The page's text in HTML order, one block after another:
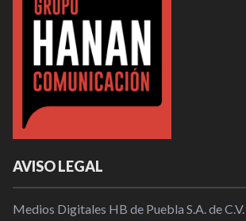
AVISO LEGAL
Medios Digitales HB de Puebla S.A. de C.V.